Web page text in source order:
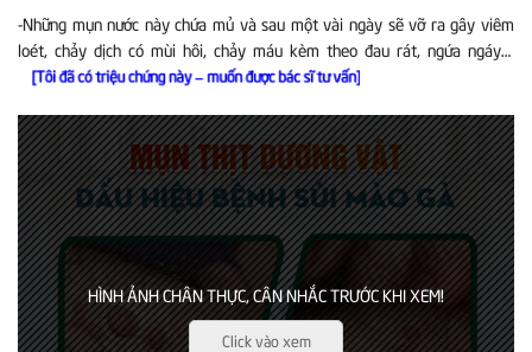
-Những mụn nước này chứa mủ và sau một vài ngày sẽ vỡ ra gây viêm
loét, chảy dịch có mùi hôi, chảy máu kèm theo đau rát, ngứa ngáy…
[Tôi đã có triệu chứng này – muốn được bác sĩ tư vấn]
HÌNH ẢNH CHÂN THỰC, CÂN NHẮC TRƯỚC KHI XEM!
Click vào xem